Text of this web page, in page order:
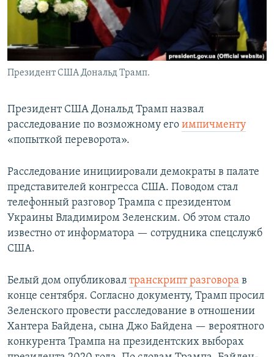
Президент США Дональд Трамп.
Президент США Дональд Трамп назвал
расследование по возможному его импичменту
«попыткой переворота».
Расследование инициировали демократы в палате
представителей конгресса США. Поводом стал
телефонный разговор Трампа с президентом
Украины Владимиром Зеленским. Об этом стало
известно от информатора — сотрудника спецслужб
США.
Белый дом опубликовал транскрипт разговора в
конце сентября. Согласно документу, Трамп просил
Зеленского провести расследование в отношении
Хантера Байдена, сына Джо Байдена — вероятного
конкурента Трампа на президентских выборах